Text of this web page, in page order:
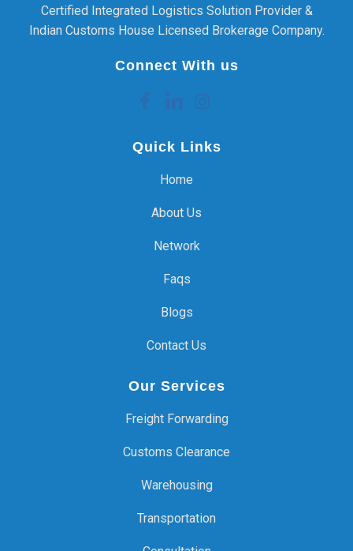
Certified Integrated Logistics Solution Provider &
Indian Customs House Licensed Brokerage Company.
Connect With us
Quick Links
Home
About Us
Network
Faqs
Blogs
Contact Us
Our Services
Freight Forwarding
Customs Clearance
Warehousing
Transportation